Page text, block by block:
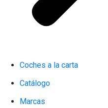
Coches a la carta
Catálogo
Marcas